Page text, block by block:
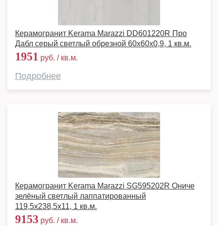
Керамогранит Kerama Marazzi DD601220R Про
Дабл серый светлый обрезной 60x60x0,9, 1 кв.м.
1951 руб. / кв.м.
Подробнее
Керамогранит Kerama Marazzi SG595202R Ониче
зелёный светлый лаппатированный
119,5x238,5x11, 1 кв.м.
9153 руб. / кв.м.